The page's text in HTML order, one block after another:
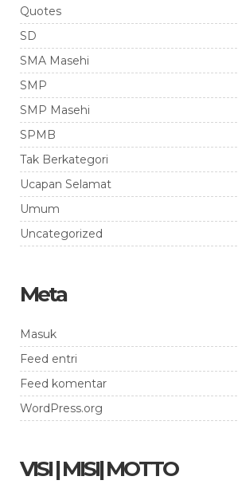
Quotes
SD
SMA Masehi
SMP
SMP Masehi
SPMB
Tak Berkategori
Ucapan Selamat
Umum
Uncategorized
Meta
Masuk
Feed entri
Feed komentar
WordPress.org
VISI | MISI| MOTTO